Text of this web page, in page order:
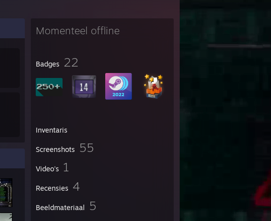
Momenteel offline
Badges 22
Inventaris
Screenshots 55
Video's 1
Recensies 4
Beeldmateriaal 5